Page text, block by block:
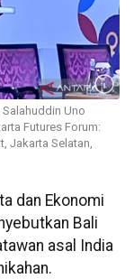
Uno
Futures Forum:
Jakarta Selatan,
dan Ekonomi
Bali
asal India